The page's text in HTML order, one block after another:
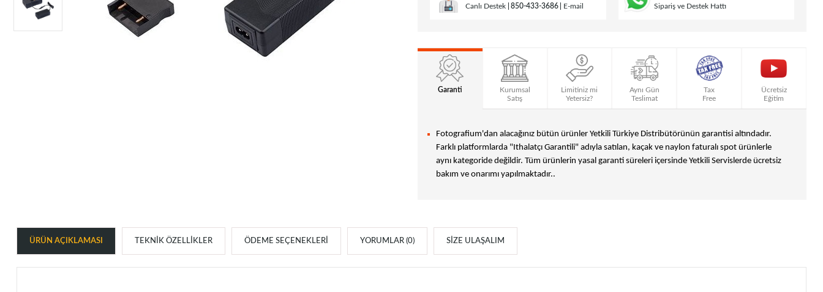
Canlı Destek 850-433-3686 E-mail Sipariş ve Destek Hattı
Garanti
Kurumsal
Satış
Limitiniz mi
Yetersiz?
Aynı Gün
Teslimat
Tax
Free
Ücretsiz
Eğitim
Fotografium'dan alacağınız bütün ürünler Yetkili Türkiye Distribütörünün garantisi altındadır.
Farklı platformlarda "Ithalatçı Garantili" adıyla satılan, kaçak ve naylon faturalı spot ürünlerle
aynı kategoride değildir. Tüm ürünlerin yasal garanti süreleri içersinde Yetkili Servislerde ücretsiz
bakım ve onarımı yapılmaktadır..
ÜRÜN AÇIKLAMASI TEKNIK ÖZELLIKLER ÖDEME SEÇENEKLERI YORUMLAR (0) SIZE ULAŞALIM